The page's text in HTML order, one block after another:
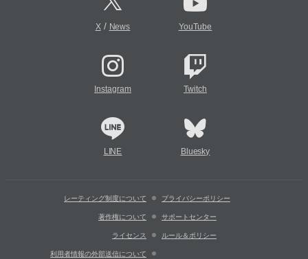
X/ News YouTube
Instagram Twitch
LINE Bluesky
レーティング制度について プライバシーポリシー
著作権について サポートセンター
ライセンス ルール＆ポリシー
利用者情報の外部送信について